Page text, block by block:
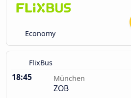
Economy
FlixBus
18:45 München
ZOB